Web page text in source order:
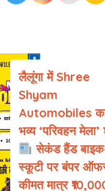
लैलूंगा में Shree
Shyam
Automobiles
भव्य ‘परिवहन
सेकंड हैंड
स्कूटी पर बंपर
कीमत मात्र